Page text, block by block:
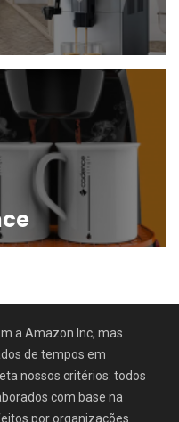
a Amazon Inc, mas
de tempos em
nossos critérios: todos
com base na
por organizações